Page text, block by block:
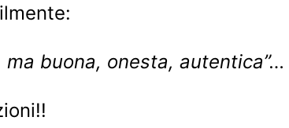
ma buona, onesta, autentica”…